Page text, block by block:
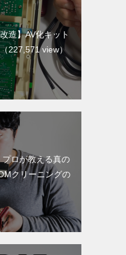
造】AV化キット
（227,571 view）
プロが教える真の
クリーニングの